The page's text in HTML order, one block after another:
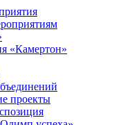
«Камертон»
проекты